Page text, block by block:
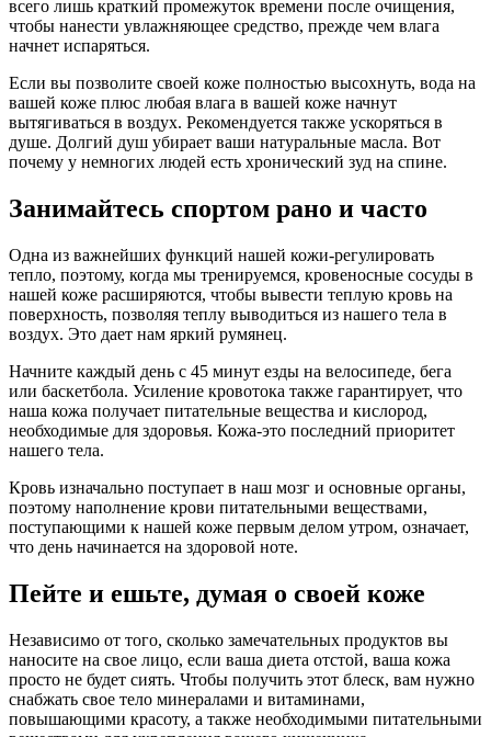
всего лишь краткий промежуток времени после очищения,
чтобы нанести увлажняющее средство, прежде чем влага
начнет испаряться.
Если вы позволите своей коже полностью высохнуть, вода на
вашей коже плюс любая влага в вашей коже начнут
вытягиваться в воздух. Рекомендуется также ускоряться в
душе. Долгий душ убирает ваши натуральные масла. Вот
почему у немногих людей есть хронический зуд на спине.
Занимайтесь спортом рано и часто
Одна из важнейших функций нашей кожи-регулировать
тепло, поэтому, когда мы тренируемся, кровеносные сосуды в
нашей коже расширяются, чтобы вывести теплую кровь на
поверхность, позволяя теплу выводиться из нашего тела в
воздух. Это дает нам яркий румянец.
Начните каждый день с 45 минут езды на велосипеде, бега
или баскетбола. Усиление кровотока также гарантирует, что
наша кожа получает питательные вещества и кислород,
необходимые для здоровья. Кожа-это последний приоритет
нашего тела.
Кровь изначально поступает в наш мозг и основные органы,
поэтому наполнение крови питательными веществами,
поступающими к нашей коже первым делом утром, означает,
что день начинается на здоровой ноте.
Пейте и ешьте, думая о своей коже
Независимо от того, сколько замечательных продуктов вы
наносите на свое лицо, если ваша диета отстой, ваша кожа
просто не будет сиять. Чтобы получить этот блеск, вам нужно
снабжать свое тело минералами и витаминами,
повышающими красоту, а также необходимыми питательными